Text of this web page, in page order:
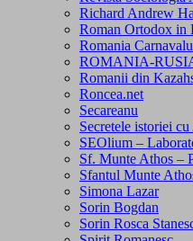
Richard Andrew
Roman Ortodox in
Romania
ROMANIA-
Romanii din
Roncea.net
Secareanu
Secretele istoriei
SEOlium –
Sf. Munte Athos –
Sfantul Munte
Simona Lazar
Sorin Bogdan
Sorin Rosca